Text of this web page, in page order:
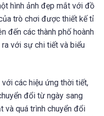
hình ảnh đẹp mắt với đồ
trò chơi được thiết kế tỉ
đến các thành phố hoành
với sự chi tiết và biểu
các hiệu ứng thời tiết,
đổi từ ngày sang
và quá trình chuyển đổi